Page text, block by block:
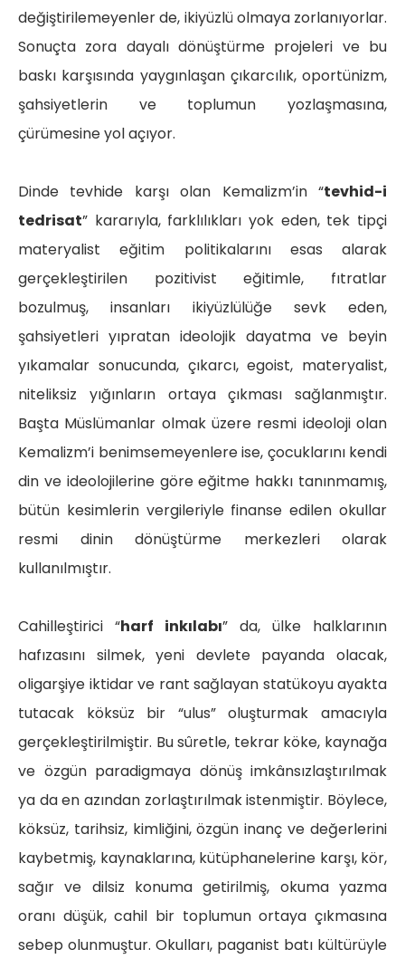
değiştirilemeyenler de, ikiyüzlü olmaya zorlanıyorlar.
Sonuçta zora dayalı dönüştürme projeleri ve bu
baskı karşısında yaygınlaşan çıkarcılık, oportünizm,
şahsiyetlerin ve toplumun yozlaşmasına,
çürümesine yol açıyor.
Dinde tevhide karşı olan Kemalizm’in “tevhid-i
tedrisat” kararıyla, farklılıkları yok eden, tek tipçi
materyalist eğitim politikalarını esas alarak
gerçekleştirilen pozitivist eğitimle, fıtratlar
bozulmuş, insanları ikiyüzlülüğe sevk eden,
şahsiyetleri yıpratan ideolojik dayatma ve beyin
yıkamalar sonucunda, çıkarcı, egoist, materyalist,
niteliksiz yığınların ortaya çıkması sağlanmıştır.
Başta Müslümanlar olmak üzere resmi ideoloji olan
Kemalizm’i benimsemeyenlere ise, çocuklarını kendi
din ve ideolojilerine göre eğitme hakkı tanınmamış,
bütün kesimlerin vergileriyle finanse edilen okullar
resmi dinin dönüştürme merkezleri olarak
kullanılmıştır.
Cahilleştirici “harf inkılabı” da, ülke halklarının
hafızasını silmek, yeni devlete payanda olacak,
oligarşiye iktidar ve rant sağlayan statükoyu ayakta
tutacak köksüz bir “ulus” oluşturmak amacıyla
gerçekleştirilmiştir. Bu sûretle, tekrar köke, kaynağa
ve özgün paradigmaya dönüş imkânsızlaştırılmak
ya da en azından zorlaştırılmak istenmiştir. Böylece,
köksüz, tarihsiz, kimliğini, özgün inanç ve değerlerini
kaybetmiş, kaynaklarına, kütüphanelerine karşı, kör,
sağır ve dilsiz konuma getirilmiş, okuma yazma
oranı düşük, cahil bir toplumun ortaya çıkmasına
sebep olunmuştur. Okulları, paganist batı kültürüyle